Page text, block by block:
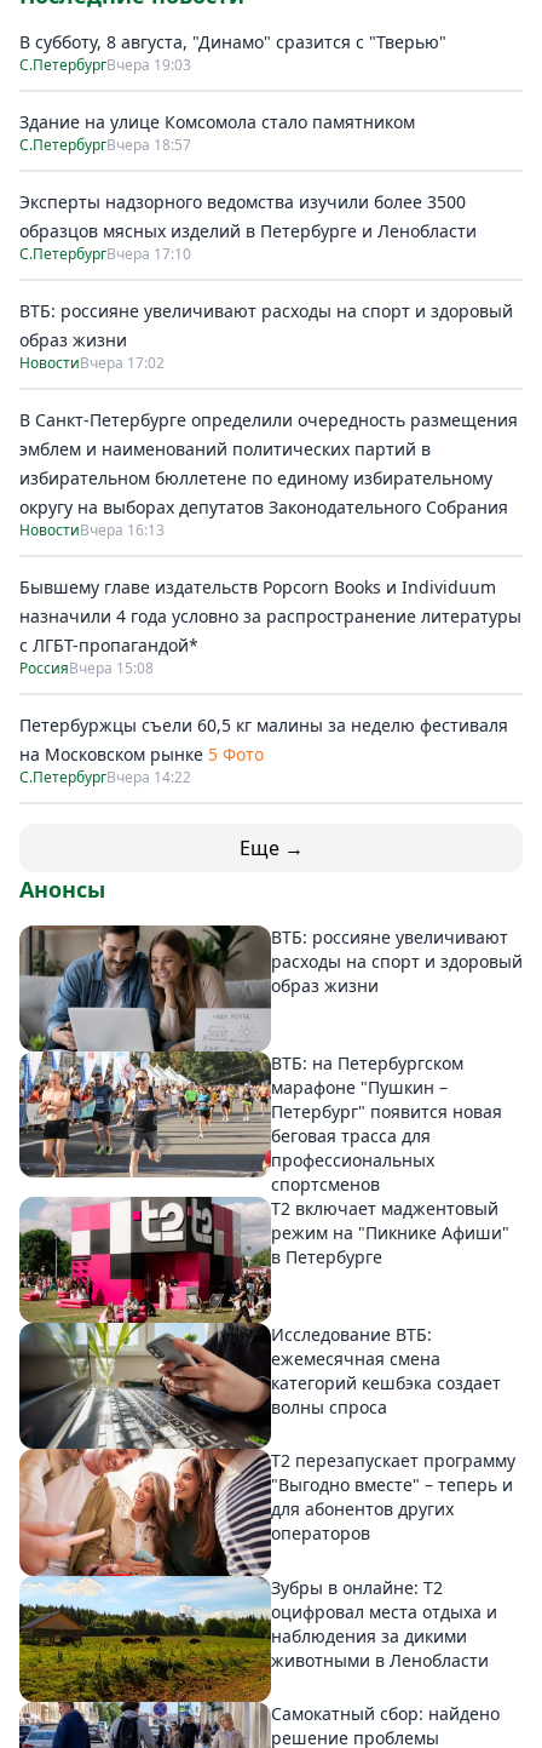
В субботу, 8 августа, "Динамо" сразится с "Тверью"
С.ПетербургВчера 19:03
Здание на улице Комсомола стало памятником
С.ПетербургВчера 18:57
Эксперты надзорного ведомства изучили более 3500
образцов мясных изделий в Петербурге и Ленобласти
С.ПетербургВчера 17:10
ВТБ: россияне увеличивают расходы на спорт и здоровый
образ жизни
НовостиВчера 17:02
В Санкт-Петербурге определили очередность размещения
эмблем и наименований политических партий в
избирательном бюллетене по единому избирательному
округу на выборах депутатов Законодательного Собрания
НовостиВчера 16:13
Бывшему главе издательств Popcorn Books и Individuum
назначили 4 года условно за распространение литературы
с ЛГБТ-пропагандой*
РоссияВчера 15:08
Петербуржцы съели 60,5 кг малины за неделю фестиваля
на Московском рынке 5 Фото
С.ПетербургВчера 14:22
Еще →
Анонсы
ВТБ: россияне увеличивают
расходы на спорт и здоровый
образ жизни
ВТБ: на Петербургском
марафоне "Пушкин –
Петербург" появится новая
беговая трасса для
профессиональных
спортсменов
Т2 включает маджентовый
режим на "Пикнике Афиши"
в Петербурге
Исследование ВТБ:
ежемесячная смена
категорий кешбэка создает
волны спроса
Т2 перезапускает программу
"Выгодно вместе" – теперь и
для абонентов других
операторов
Зубры в онлайне: Т2
оцифровал места отдыха и
наблюдения за дикими
животными в Ленобласти
Самокатный сбор: найдено
решение проблемы